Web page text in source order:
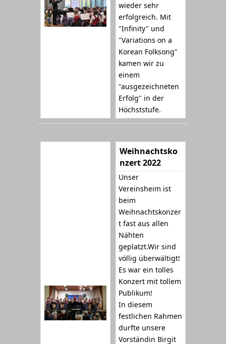
wieder sehr
erfolgreich. Mit
"Infinity" und
"Variations on a
Korean Folksong"
kamen wir zu
einem
"ausgezeichneten
Erfolg" in der
Höchststufe.
Weihnachtsko
nzert 2022
Unser
Vereinsheim ist
beim
Weihnachtskonzer
t fast aus allen
Nähten
geplatzt.Wir sind
völlig überwältigt!
Es war ein tolles
Konzert mit tollem
Publikum!
In diesem
festlichen Rahmen
durfte unsere
Vorständin Birgit